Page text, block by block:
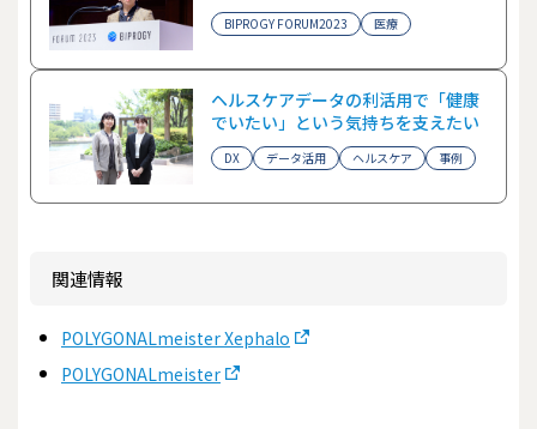
BIPROGY FORUM2023 医療
ヘルスケアデータの利活用で「健康
でいたい」という気持ちを支えたい
DX データ活用 ヘルスケア 事例
関連情報
POLYGONALmeister Xephalo
POLYGONALmeister